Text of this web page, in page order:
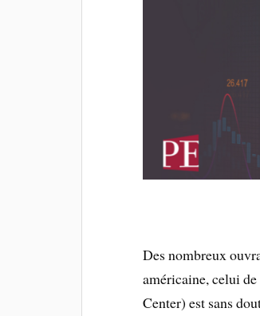
Des nombreux
américaine, celui
Center) est sans